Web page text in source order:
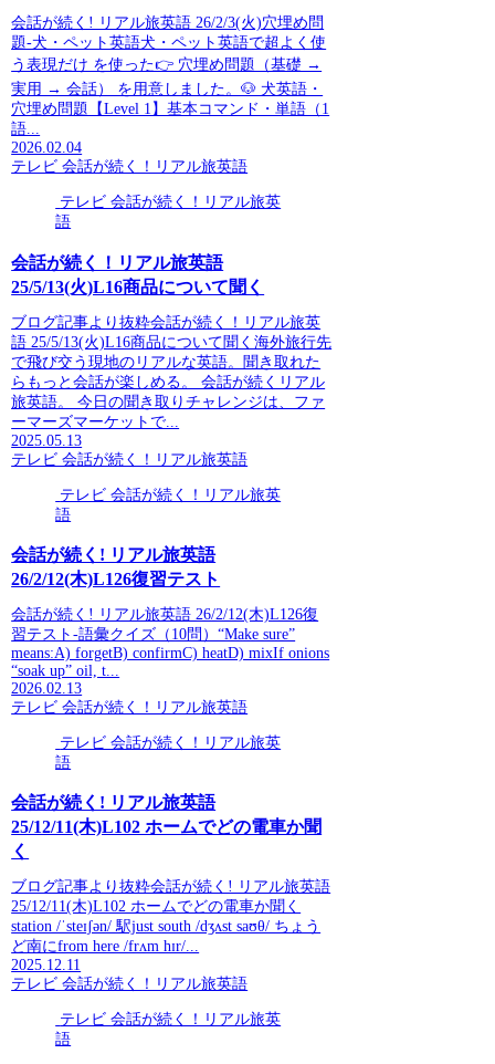
会話が続く! リアル旅英語 26/2/3(火)穴埋め問
題-犬・ペット英語犬・ペット英語で超よく使
う表現だけ を使った👉 穴埋め問題（基礎 →
実用 → 会話） を用意しました。🐶 犬英語・
穴埋め問題【Level 1】基本コマンド・単語（1
語...
2026.02.04
テレビ 会話が続く！リアル旅英語
テレビ 会話が続く！リアル旅英
語
会話が続く！リアル旅英語
25/5/13(火)L16商品について聞く
ブログ記事より抜粋会話が続く！リアル旅英
語 25/5/13(火)L16商品について聞く海外旅行先
で飛び交う現地のリアルな英語。聞き取れた
らもっと会話が楽しめる。 会話が続くリアル
旅英語。 今日の聞き取りチャレンジは、ファ
ーマーズマーケットで...
2025.05.13
テレビ 会話が続く！リアル旅英語
テレビ 会話が続く！リアル旅英
語
会話が続く! リアル旅英語
26/2/12(木)L126復習テスト
会話が続く! リアル旅英語 26/2/12(木)L126復
習テスト-語彙クイズ（10問）“Make sure”
means:A) forgetB) confirmC) heatD) mixIf onions
“soak up” oil, t...
2026.02.13
テレビ 会話が続く！リアル旅英語
テレビ 会話が続く！リアル旅英
語
会話が続く! リアル旅英語
25/12/11(木)L102 ホームでどの電車か聞
く
ブログ記事より抜粋会話が続く! リアル旅英語
25/12/11(木)L102 ホームでどの電車か聞く
station /ˈsteɪʃən/ 駅just south /dʒʌst saʊθ/ ちょう
ど南にfrom here /frʌm hɪr/...
2025.12.11
テレビ 会話が続く！リアル旅英語
テレビ 会話が続く！リアル旅英
語